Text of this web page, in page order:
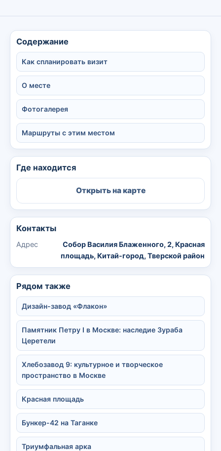
Содержание
Как спланировать визит
О месте
Фотогалерея
Маршруты с этим местом
Где находится
Открыть на карте
Контакты
Адрес
Собор Василия Блаженного, 2, Красная
площадь, Китай-город, Тверской район
Рядом также
Дизайн-завод «Флакон»
Памятник Петру I в Москве: наследие Зураба
Церетели
Хлебозавод 9: культурное и творческое
пространство в Москве
Красная площадь
Бункер-42 на Таганке
Триумфальная арка